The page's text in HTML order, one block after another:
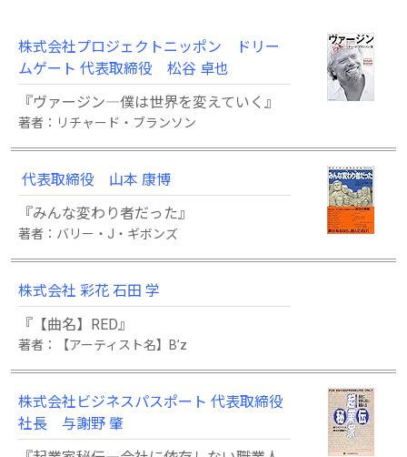
株式会社プロジェクトニッポン ドリー
ムゲート 代表取締役 松谷 卓也
『ヴァージン―僕は世界を変えていく』
著者：リチャード・ブランソン
代表取締役 山本 康博
『みんな変わり者だった』
著者：バリー・J・ギボンズ
株式会社 彩花 石田 学
『【曲名】RED』
著者：【アーティスト名】B’z
株式会社ビジネスパスポート 代表取締役
社長 与謝野 肇